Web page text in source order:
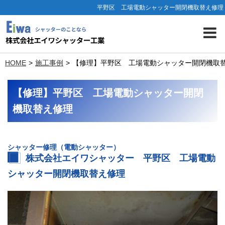
平野区 工場電動シャッター開閉機取替え修理
HOME 施工事例 【修理】平野区 工場電動シャッター開閉機取
【修理】平野区 工場電動シャッター開閉
機取替え修理
シャッター修理（電動シャッター）
株式会社エイワシャッター 平野区 工場電動
シャッター開閉機取替え修理